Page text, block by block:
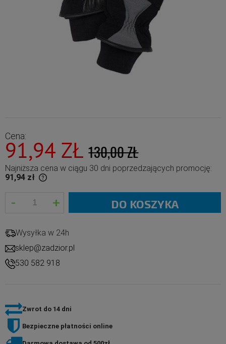
Cena:
91,94 ZŁ 130,00 ZŁ
Najniższa cena w ciągu 30 dni poprzedzających promocję:
91,94 zł
- + DO KOSZYKA
Wysyłka w 24h
sklep@zadzior.pl
530 582 918
Zwrot do 14 dni
Bezpieczne płatności online